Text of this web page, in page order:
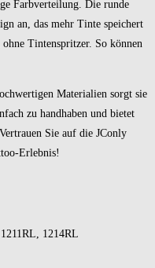
Farbverteilung. Die runde
an, das mehr Tinte speichert
Tintenspritzer. So können
Materialien sorgt sie
zu handhaben und bietet
Sie auf die JConly
Erlebnis!
1214RL